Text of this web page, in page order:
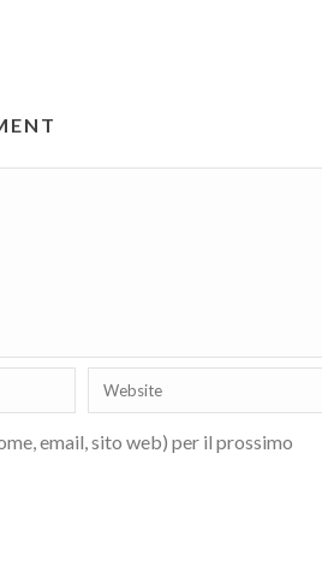
email, sito web) per il prossimo